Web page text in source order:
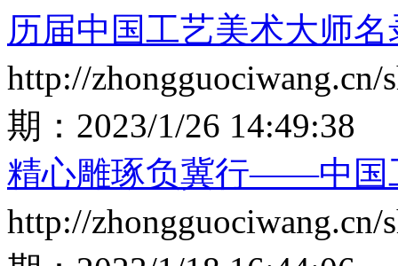
历届中国工艺美术大师
http://zhongguociwang.cn/
期： 2023/1/26 14:49:38
精心雕琢负冀行——中国
http://zhongguociwang.cn/